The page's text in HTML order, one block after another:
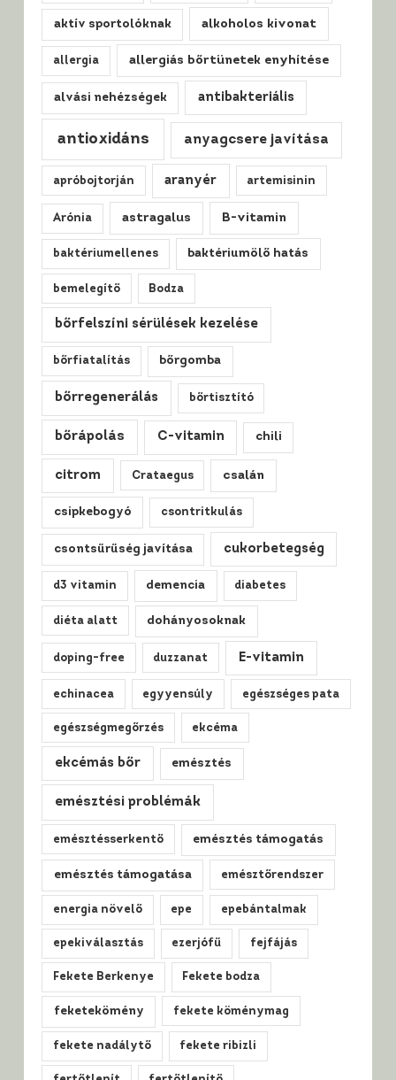
aktív sportolóknak alkoholos kivonat
allergia allergiás bőrtünetek enyhítése
alvási nehézségek antibakteriális
antioxidáns anyagcsere javítása
apróbojtorján aranyér artemisinin
Arónia astragalus B-vitamin
baktériumellenes baktériumölő hatás
bemelegítő Bodza
bőrfelszíni sérülések kezelése
bőrfiatalítás bőrgomba
bőrregenerálás bőrtisztító
bőrápolás C-vitamin chili
citrom Crataegus csalán
csipkebogyó csontritkulás
csontsűrűség javítása cukorbetegség
d3 vitamin demencia diabetes
diéta alatt dohányosoknak
doping-free duzzanat E-vitamin
echinacea egyyensúly egészséges pata
egészségmegőrzés ekcéma
ekcémás bőr emésztés
emésztési problémák
emésztésserkentő emésztés támogatás
emésztés támogatása emésztőrendszer
energia növelő epe epebántalmak
epekiválasztás ezerjófű fejfájás
Fekete Berkenye Fekete bodza
feketekömény fekete köménymag
fekete nadálytő fekete ribizli